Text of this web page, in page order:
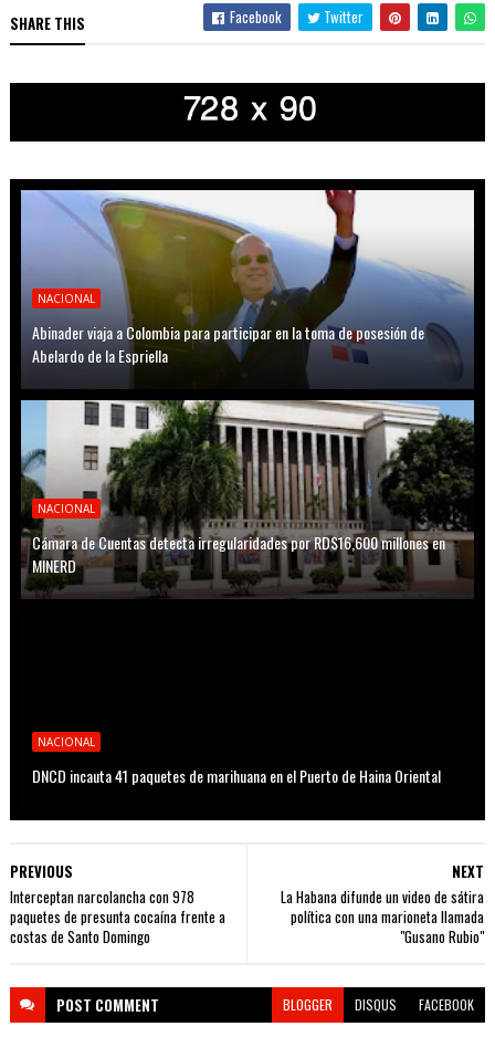
SHARE THIS Facebook Twitter
NACIONAL
Abinader viaja a Colombia para participar en la toma de posesión de
Abelardo de la Espriella
NACIONAL
Cámara de Cuentas detecta irregularidades por RD$16,600 millones en
MINERD
NACIONAL
DNCD incauta 41 paquetes de marihuana en el Puerto de Haina Oriental
NEXT
La Habana difunde un video de sátira
política con una marioneta llamada
"Gusano Rubio"
PREVIOUS
Interceptan narcolancha con 978
paquetes de presunta cocaína frente a
costas de Santo Domingo
POST COMMENT BLOGGER DISQUS FACEBOOK